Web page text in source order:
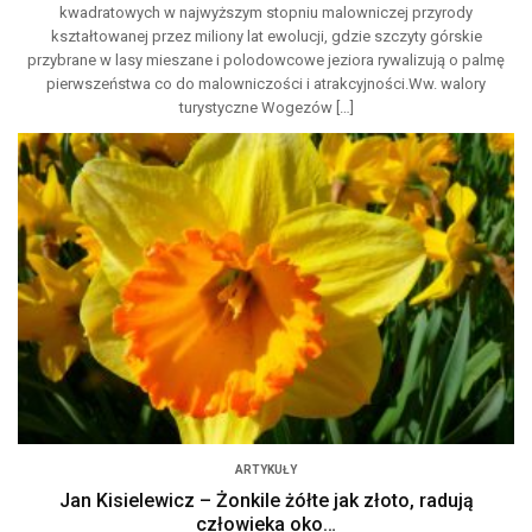
kwadratowych w najwyższym stopniu malowniczej przyrody
kształtowanej przez miliony lat ewolucji, gdzie szczyty górskie
przybrane w lasy mieszane i polodowcowe jeziora rywalizują o palmę
pierwszeństwa co do malowniczości i atrakcyjności.Ww. walory
turystyczne Wogezów […]
ARTYKUŁY
Jan Kisielewicz – Żonkile żółte jak złoto, radują
człowieka oko…